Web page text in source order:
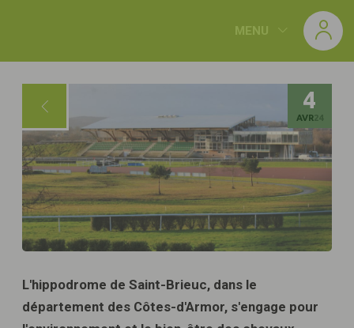
MENU
4
AVR24
L'hippodrome de Saint-Brieuc, dans le
département des Côtes-d'Armor, s'engage pour